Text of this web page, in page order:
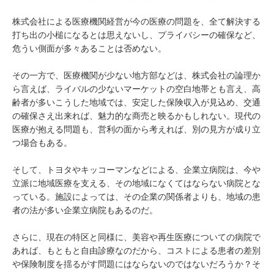
株式会社による医療機関経営が今の医療の問題を、全て解決する
打ち出の小槌になるとは思えないし、プライバシーの確保など、
危うい側面が多々あることは否めない。
その一方で、医療機関が少ない地方部などは、株式会社の論理か
ら言えば、ライバルの少ないマーケットの空白地帯とも言え、高
齢者が多いこうした地域では、安定した保険収入が見込め、交通
の確保さえ出来れば、魅力的な商売と映るかもしれない。現代の
医療が抱える問題も、営利の面から考えれば、別の見方が成り立
つ場合もある。
そして、トヨタやキッコーマンなどによる、企業立病院は、今や
立派に地域医療を支える、その地域になくてはならない病院とな
っている。施設によっては、その企業の関係者よりも、地域の患
者の法が多い企業立病院もあるのだ。
さらに、現在の特区と同様に、美容や再生医療についての病院で
あれば、もともと自由診療なのだから、コストによる患者の差別
や保険制度を揺るがす問題にはならないのではないだろうか？そ